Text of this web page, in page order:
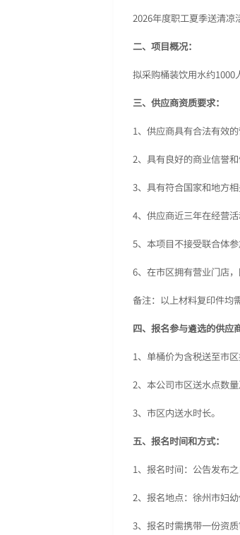
2026年度职工夏季送清凉
二、项目概况：
拟采购桶装饮用水约
三、供应商资质要求：
1、供应商具有合法有效
2、具有良好的商业信誉和
3、具有符合国家和地方
4、供应商近三年在经营活
5、本项目不接受联合体
6、在市区拥有营业门店
备注：以上材料复印件均
四、报名参与遴选的供应
1、单桶价为含税送至市区
2、本公司市区送水点数量
3、市区内送水时长。
五、报名时间和方式：
1、报名时间：公告发布
2、报名地点：徐州市妇
3、报名时需携带一份资质